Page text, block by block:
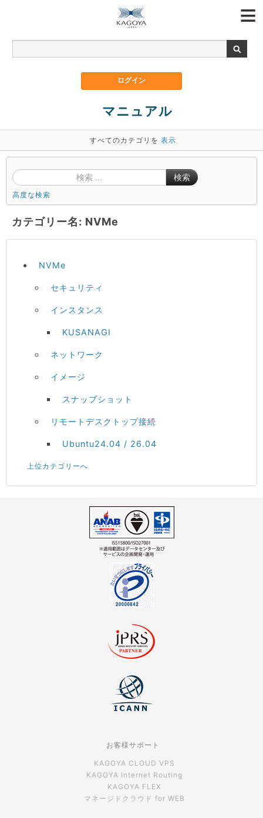
マニュアル
すべてのカテゴリを 表示
検索
高度な検索
カテゴリー名: NVMe
NVMe
セキュリティ
インスタンス
KUSANAGI
ネットワーク
イメージ
スナップショット
リモートデスクトップ接続
Ubuntu24.04 / 26.04
上位カテゴリーへ
お客様サポート
KAGOYA CLOUD VPS
KAGOYA Internet Routing
KAGOYA FLEX
マネージドクラウド for WEB